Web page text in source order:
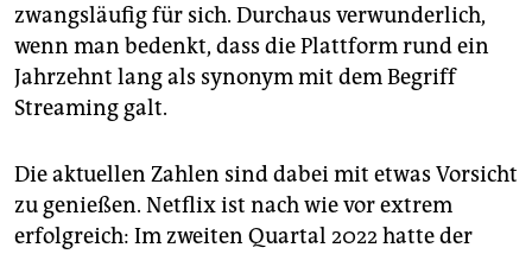
zwangsläufig für sich. Durchaus verwunderlich,
wenn man bedenkt, dass die Plattform rund ein
Jahrzehnt lang als synonym mit dem Begriff
Streaming galt.
Die aktuellen Zahlen sind dabei mit etwas Vorsicht
zu genießen. Netflix ist nach wie vor extrem
erfolgreich: Im zweiten Quartal 2022 hatte der